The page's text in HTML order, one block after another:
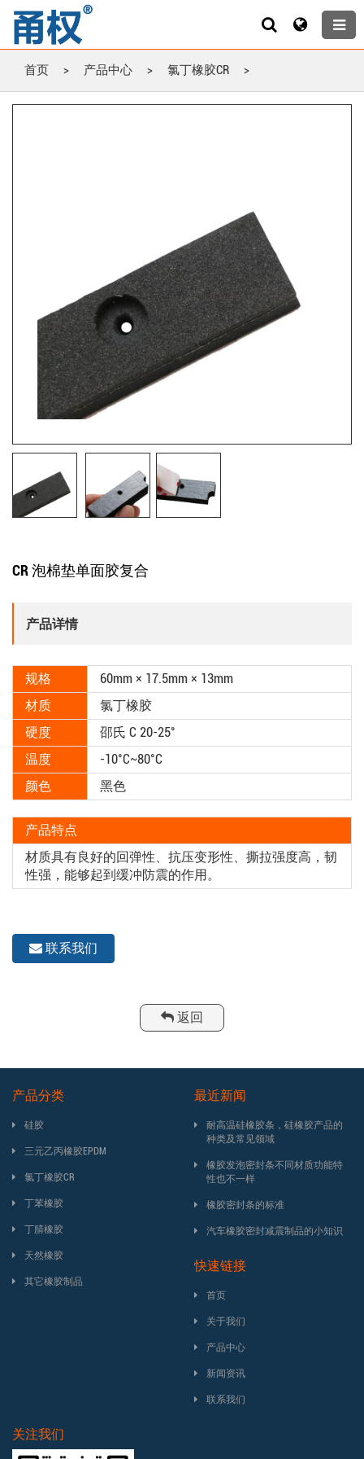
首页 > 产品中心 > 氯丁橡胶CR >
CR 泡棉垫单面胶复合
产品详情
规格
60mm × 17.5mm × 13mm
材质
氯丁橡胶
硬度
邵氏 C 20-25°
温度
-10°C~80°C
颜色
黑色
产品特点
材质具有良好的回弹性、抗压变形性、撕拉强度高，韧
性强，能够起到缓冲防震的作用。
联系我们
返回
产品分类
硅胶
三元乙丙橡胶EPDM
氯丁橡胶CR
丁苯橡胶
丁腈橡胶
天然橡胶
其它橡胶制品
最近新闻
耐高温硅橡胶条，硅橡胶产品的
种类及常见领域
橡胶发泡密封条不同材质功能特
性也不一样
橡胶密封条的标准
汽车橡胶密封减震制品的小知识
快速链接
首页
关于我们
产品中心
新闻资讯
联系我们
关注我们